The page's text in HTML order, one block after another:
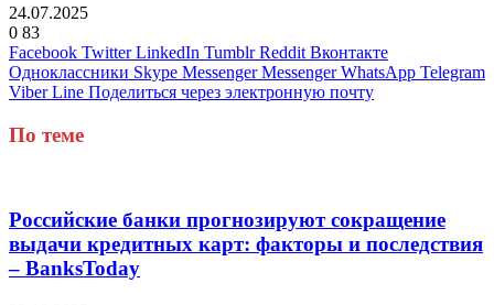
24.07.2025
0 83
Facebook Twitter LinkedIn Tumblr Reddit Вконтакте
Одноклассники Skype Messenger Messenger WhatsApp Telegram
Viber Line Поделиться через электронную почту
По теме
Российские банки прогнозируют сокращение
выдачи кредитных карт: факторы и последствия
– BanksToday